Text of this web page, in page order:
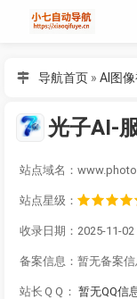
导航首页 » AI图
站点域名：
站点星级：
收录日期：2025-11-02
备案信息： 暂无备案信
站长ＱＱ： 暂无QQ信